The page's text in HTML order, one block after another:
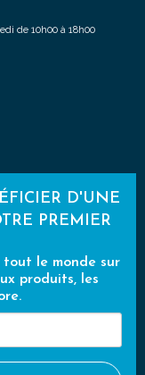
de 10h00 à 18h00
D'UNE
PREMIER
tout le monde sur
produits, les